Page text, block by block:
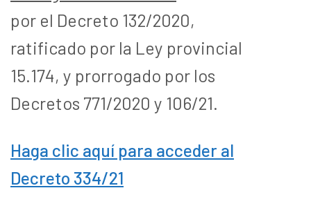
por el Decreto 132/2020,
ratificado por la Ley provincial
15.174, y prorrogado por los
Decretos 771/2020 y 106/21.
Haga clic aquí para acceder al
Decreto 334/21